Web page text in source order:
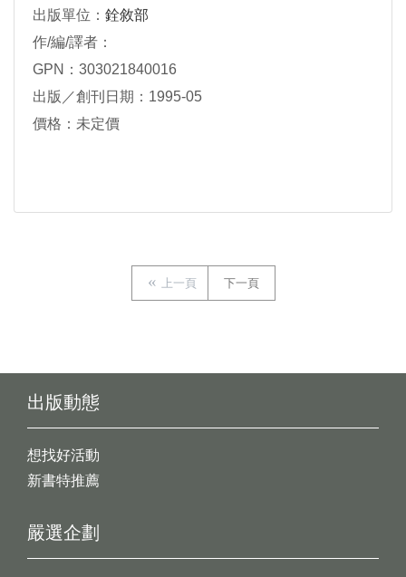
出版單位： 銓敘部
作/編/譯者：
GPN：303021840016
出版／創刊日期：1995-05
價格：未定價
上一頁 下一頁
出版動態
想找好活動
新書特推薦
嚴選企劃